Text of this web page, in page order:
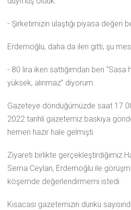
- Şirketimizin ulaştığı piyasa değeri
Erdemoğlu, daha da ileri gitti, şu
- 80 lira iken sattığımdan beri “Sasa
yüksek, alınmaz” diyorum.
Gazeteye döndüğümüzde saat
2022 tarihli gazetemiz baskıya
hemen hazır hale gelmişti.
Ziyareti birlikte gerçekleştirdiğimiz
Sema Ceylan, Erdemoğlu ile
köşemde değerlendirmemi istedi.
Kısacası gazetemizin dünkü